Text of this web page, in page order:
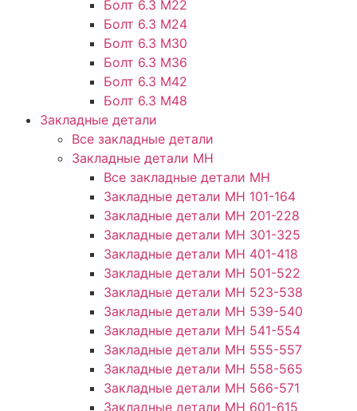
Болт 6.3 М22
Болт 6.3 М24
Болт 6.3 М30
Болт 6.3 М36
Болт 6.3 М42
Болт 6.3 М48
Закладные детали
Все закладные детали
Закладные детали МН
Все закладные детали МН
Закладные детали МН 101-164
Закладные детали МН 201-228
Закладные детали МН 301-325
Закладные детали МН 401-418
Закладные детали МН 501-522
Закладные детали МН 523-538
Закладные детали МН 539-540
Закладные детали МН 541-554
Закладные детали МН 555-557
Закладные детали МН 558-565
Закладные детали МН 566-571
Закладные детали МН 601-615